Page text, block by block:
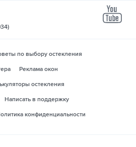
по выбору остекления
Реклама окон
остекления
Написать в поддержку
конфиденциальности